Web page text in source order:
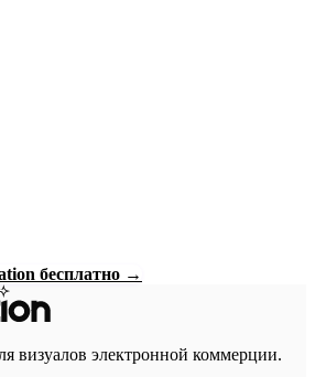
бесплатно →
визуалов электронной коммерции.